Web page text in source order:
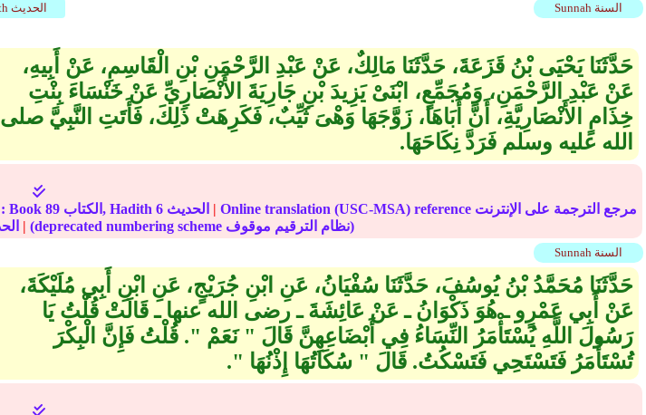
Sunnah السنة Hadith الحديث
حَدَّثَنَا يَحْيَى بْنُ قَزَعَةَ، حَدَّثَنَا مَالِكٌ، عَنْ عَبْدِ الرَّحْمَنِ بْنِ الْقَاسِمِ، عَنْ أَبِيهِ،
عَنْ عَبْدِ الرَّحْمَنِ، وَمُجَمِّعٍ، ابْنَىْ يَزِيدَ بْنِ جَارِيَةَ الأَنْصَارِيِّ عَنْ خَنْسَاءَ بِنْتِ
خِذَامٍ الأَنْصَارِيَّةِ، أَنَّ أَبَاهَا، زَوَّجَهَا وَهْىَ ثَيِّبٌ، فَكَرِهَتْ ذَلِكَ، فَأَتَتِ النَّبِيَّ صلى
الله عليه وسلم فَرَدَّ نِكَاحَهَا‏.‏
In-book reference مرجع التصنيف : Book 89 الكتاب, Hadith 6 | Online translation (USC-MSA) reference مرجع الترجمة على الإنترنت
| (deprecated numbering scheme نظام الترقيم موقوف)
Sunnah السنة
حَدَّثَنَا مُحَمَّدُ بْنُ يُوسُفَ، حَدَّثَنَا سُفْيَانُ، عَنِ ابْنِ جُرَيْجٍ، عَنِ ابْنِ أَبِي مُلَيْكَةَ،
عَنْ أَبِي عَمْرٍو ـ هُوَ ذَكْوَانُ ـ عَنْ عَائِشَةَ ـ رضى الله عنها ـ قَالَتْ قُلْتُ يَا
رَسُولَ اللَّهِ يُسْتَأْمَرُ النِّسَاءُ فِي أَبْضَاعِهِنَّ قَالَ ‏"‏ نَعَمْ ‏"‏‏.‏ قُلْتُ فَإِنَّ الْبِكْرَ
تُسْتَأْمَرُ فَتَسْتَحِي فَتَسْكُتُ‏.‏ قَالَ ‏"‏ سُكَاتُهَا إِذْنُهَا ‏"‏‏.‏